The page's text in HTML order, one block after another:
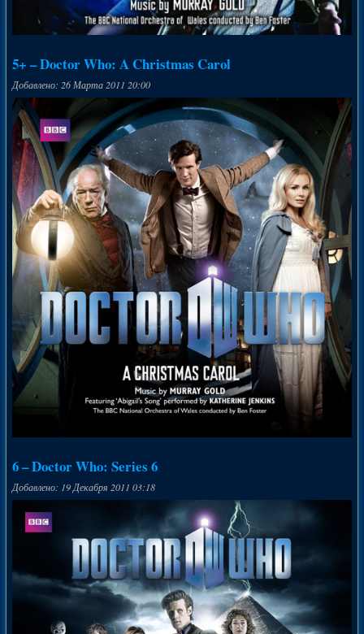
5+ – Doctor Who: A Christmas Carol
Добавлено: 26 Марта 2011 20:00
6 – Doctor Who: Series 6
Добавлено: 19 Декабря 2011 03:18